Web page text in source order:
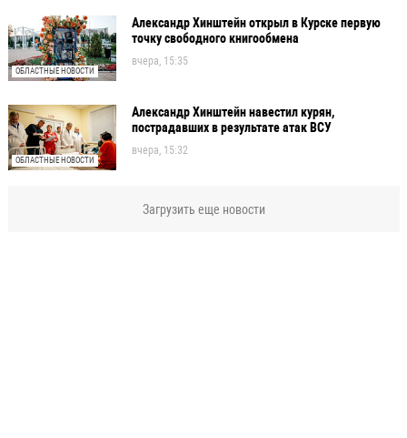
ОБЛАСТНЫЕ НОВОСТИ
Александр Хинштейн открыл в Курске первую
точку свободного книгообмена
вчера, 15:35
ОБЛАСТНЫЕ НОВОСТИ
Александр Хинштейн навестил курян,
пострадавших в результате атак ВСУ
вчера, 15:32
Загрузить еще новости